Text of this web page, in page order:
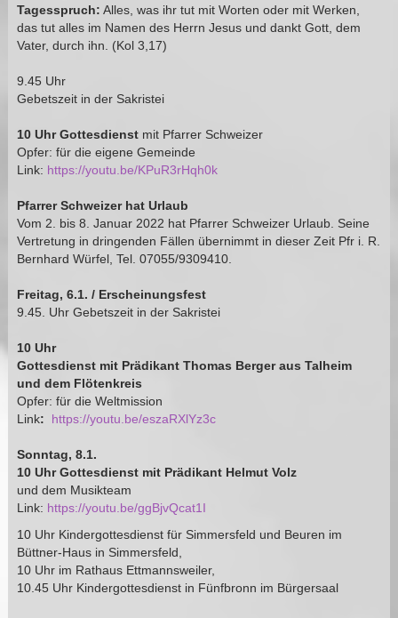
Tagesspruch: Alles, was ihr tut mit Worten oder mit Werken,
das tut alles im Namen des Herrn Jesus und dankt Gott, dem
Vater, durch ihn. (Kol 3,17)
9.45 Uhr
Gebetszeit in der Sakristei
10 Uhr Gottesdienst mit Pfarrer Schweizer
Opfer: für die eigene Gemeinde
Link: https://youtu.be/KPuR3rHqh0k
Pfarrer Schweizer hat Urlaub
Vom 2. bis 8. Januar 2022 hat Pfarrer Schweizer Urlaub. Seine
Vertretung in dringenden Fällen übernimmt in dieser Zeit Pfr i. R.
Bernhard Würfel, Tel. 07055/9309410.
Freitag, 6.1. / Erscheinungsfest
9.45. Uhr Gebetszeit in der Sakristei
10 Uhr
Gottesdienst mit Prädikant Thomas Berger aus Talheim
und dem Flötenkreis
Opfer: für die Weltmission
Link: https://youtu.be/eszaRXlYz3c
Sonntag, 8.1.
10 Uhr Gottesdienst mit Prädikant Helmut Volz
und dem Musikteam
Link: https://youtu.be/ggBjvQcat1I
10 Uhr Kindergottesdienst für Simmersfeld und Beuren im
Büttner-Haus in Simmersfeld,
10 Uhr im Rathaus Ettmannsweiler,
10.45 Uhr Kindergottesdienst in Fünfbronn im Bürgersaal